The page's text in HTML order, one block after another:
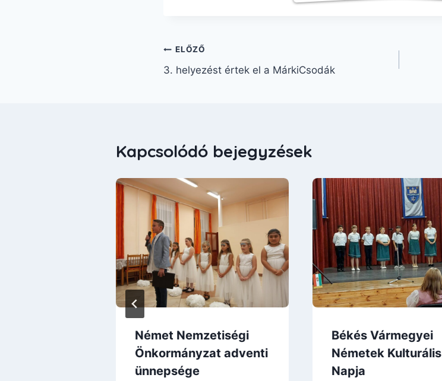
ELŐZŐ
3. helyezést értek el a MárkiCsodák
Kapcsolódó bejegyzések
Német Nemzetiségi
Önkormányzat adventi
ünnepsége
Békés Vármegyei
Németek Kulturális
Napja